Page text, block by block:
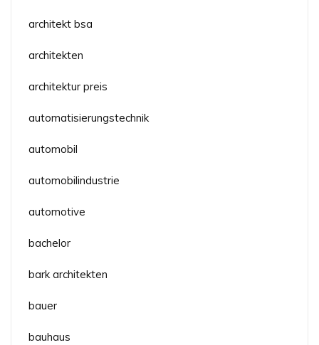
architekt bsa
architekten
architektur preis
automatisierungstechnik
automobil
automobilindustrie
automotive
bachelor
bark architekten
bauer
bauhaus